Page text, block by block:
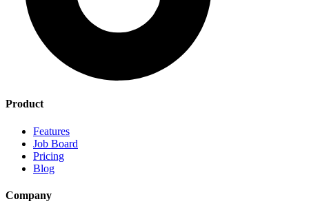
Product
Features
Job Board
Pricing
Blog
Company